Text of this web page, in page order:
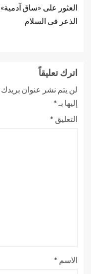
العثور على «ساق آدمية»
الذعر فى السلام
اترك تعليقاً
لن يتم نشر عنوان بريدك
إليها بـ *
التعليق *
الاسم *